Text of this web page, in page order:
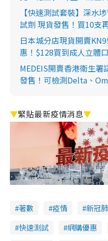
【快速測試套裝】深水
試劑 現貨發售！買10支
日本城分店現貨開賣
惠！$128買到成人立體
MEDEIS開賣香港衛生
發售！可檢測Delta、
▼緊貼最新疫情消息▼
著數 疫情 新冠
快速測試
網購優惠